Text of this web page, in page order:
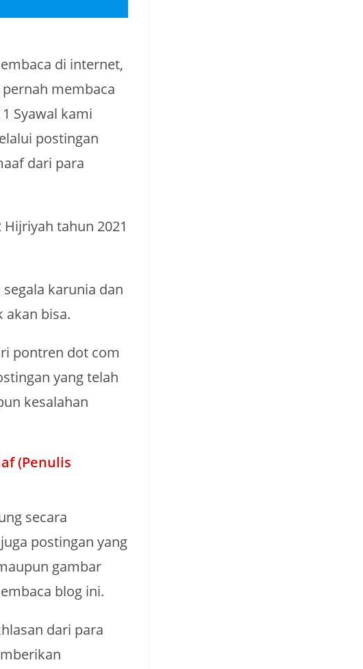
di internet,
membaca
Syawal kami
postingan
dari para
tahun 2021
karunia dan
akan bisa.
pontren dot com
yang telah
kesalahan
(Penulis
secara
postingan yang
gambar
blog ini.
dari para